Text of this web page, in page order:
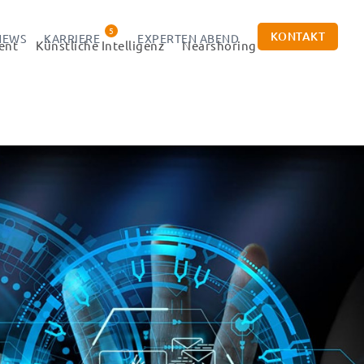
KARRIERE 5 EXPERTEN ABEND KONTAKT
Künstliche Intelligenz Nearshoring